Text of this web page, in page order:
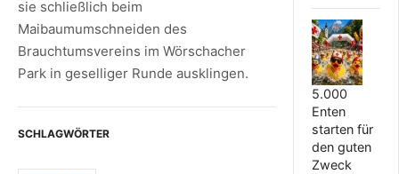
sie schließlich beim
Maibaumumschneiden des
Brauchtumsvereins im Wörschacher
Park in geselliger Runde ausklingen.
SCHLAGWÖRTER
5.000
Enten
starten für
den guten
Zweck